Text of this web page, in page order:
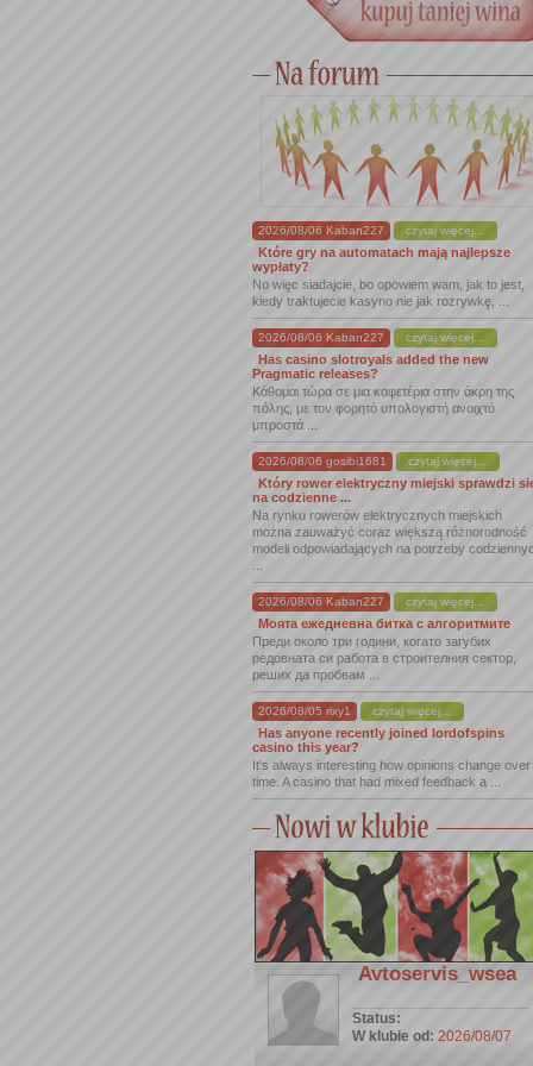
2026/08/06 Kaban227 czytaj więcej...
Które gry na automatach mają najlepsze
wypłaty?
No więc siadajcie, bo opowiem wam, jak to jest,
kiedy traktujecie kasyno nie jak rozrywkę, ...
2026/08/06 Kaban227 czytaj więcej...
Has casino slotroyals added the new
Pragmatic releases?
Κάθομαι τώρα σε μια καφετέρια στην άκρη της
πόλης, με τον φορητό υπολογιστή ανοιχτό
μπροστά ...
2026/08/06 gosibi1681 czytaj więcej...
Który rower elektryczny miejski sprawdzi
na codzienne ...
Na rynku rowerów elektrycznych miejskich
można zauważyć coraz większą różnorodność
modeli odpowiadających na potrzeby
2026/08/06 Kaban227 czytaj więcej...
Моята ежедневна битка с алгоритмите
Преди около три години, когато загубих
редовната си работа в строителния сектор,
реших да пробвам ...
2026/08/05 rixy1 czytaj więcej...
Has anyone recently joined lordofspins
casino this year?
It's always interesting how opinions change over
time. A casino that had mixed feedback a ...
Avtoservis_wsea
Status:
W klubie od: 2026/08/07